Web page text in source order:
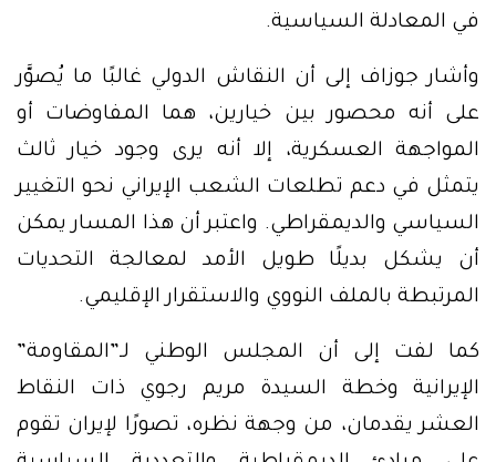
في المعادلة السياسية.
وأشار جوزاف إلى أن النقاش الدولي غالبًا ما يُصوَّر
على أنه محصور بين خيارين، هما المفاوضات أو
المواجهة العسكرية، إلا أنه يرى وجود خيار ثالث
يتمثل في دعم تطلعات الشعب الإيراني نحو التغيير
السياسي والديمقراطي. واعتبر أن هذا المسار يمكن
أن يشكل بديلًا طويل الأمد لمعالجة التحديات
المرتبطة بالملف النووي والاستقرار الإقليمي.
كما لفت إلى أن المجلس الوطني لـ”المقاومة”
الإيرانية وخطة السيدة مريم رجوي ذات النقاط
العشر يقدمان، من وجهة نظره، تصورًا لإيران تقوم